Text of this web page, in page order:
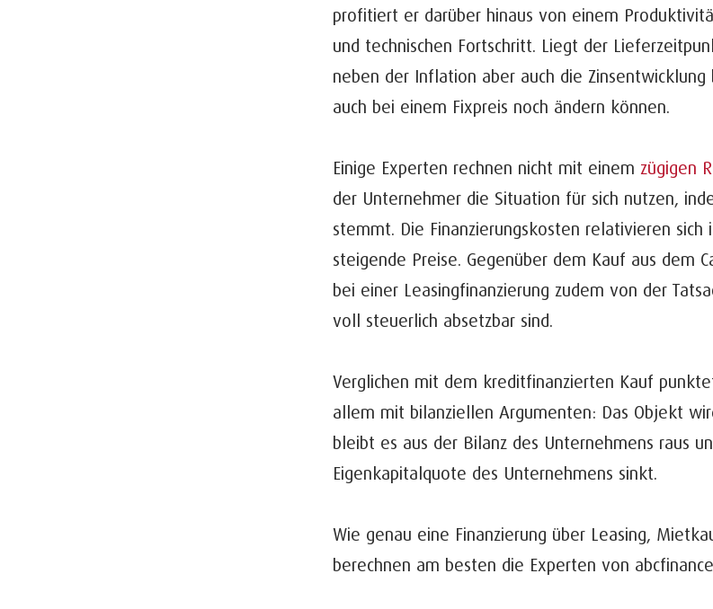
profitiert er darüber hinaus von einem
und technischen Fortschritt. Liegt der
neben der Inflation aber auch die
auch bei einem Fixpreis noch ändern können.
Einige Experten rechnen nicht mit einem zügigen
der Unternehmer die Situation für sich nutzen,
stemmt. Die Finanzierungskosten relativieren
steigende Preise. Gegenüber dem Kauf aus dem
bei einer Leasingfinanzierung zudem von der
voll steuerlich absetzbar sind.
Verglichen mit dem kreditfinanzierten Kauf
allem mit bilanziellen Argumenten: Das Objekt
bleibt es aus der Bilanz des Unternehmens raus
Eigenkapitalquote des Unternehmens sinkt.
Wie genau eine Finanzierung über Leasing,
berechnen am besten die Experten von